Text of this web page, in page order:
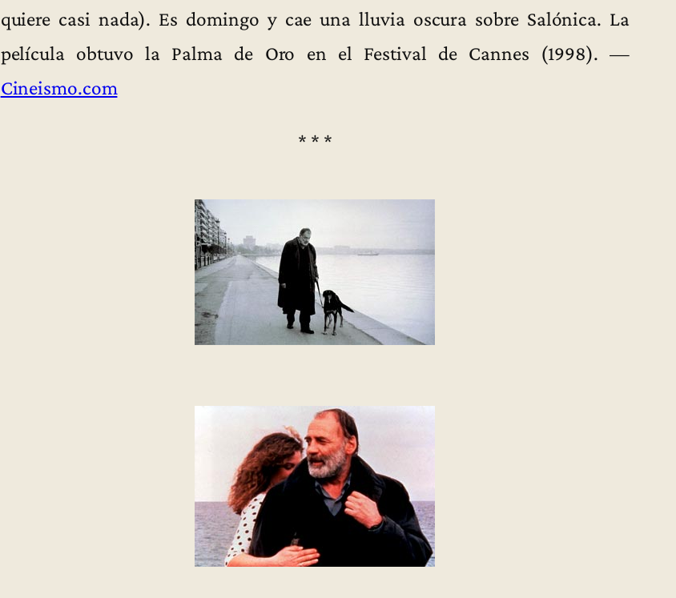
quiere casi nada). Es domingo y cae una lluvia oscura sobre Salónica. La
película obtuvo la Palma de Oro en el Festival de Cannes (1998). —
Cineismo.com
* * *